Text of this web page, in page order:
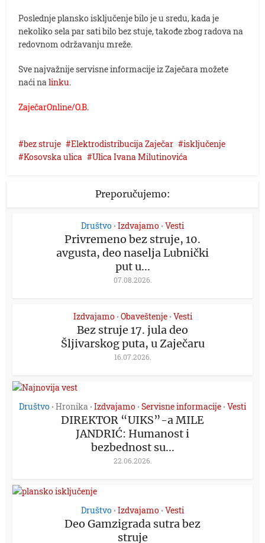
Poslednje plansko isključenje bilo je u sredu, kada je
nekoliko sela par sati bilo bez stuje, takođe zbog radova na
redovnom održavanju mreže.
Sve najvažnije servisne informacije iz Zaječara možete
naći nalinku.
ZaječarOnline/O.B.
bez struje Elektrodistribucija Zaječar
isključenje
Kosovska ulica
Ulica Ivana Milutinovića
Preporučujemo:
Društvo • Izdvajamo • Vesti
Privremeno bez struje, 10.
avgusta, deo naselja Lubnički
put u...
07.08.2026.
Izdvajamo • Obaveštenje • Vesti
Bez struje 17. jula deo
Šljivarskog puta, u Zaječaru
16.07.2026.
Društvo • Hronika • Izdvajamo • Servisne informacije • Vesti
DIREKTOR “UIKS”-a MILE
JANDRIĆ: Humanost i
bezbednost su...
22.06.2026.
Društvo • Izdvajamo • Vesti
Deo Gamzigrada sutra bez
struje